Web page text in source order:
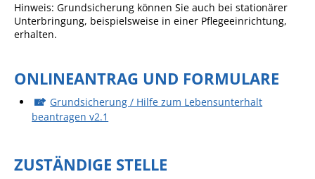
Angebote für Geflüchtete
RATHAUS
Online-Bürgerportal
Hinweis: Grundsicherung können Sie auch bei stationärer
Unterbringung, beispielsweise in einer Pflegeeinrichtung,
erhalten.
ONLINEANTRAG UND FORMULARE
Grundsicherung / Hilfe zum Lebensunterhalt
beantragen v2.1
ZUSTÄNDIGE STELLE